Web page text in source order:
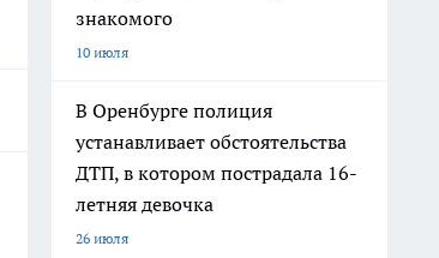
знакомого
10 июля
В Оренбурге полиция
устанавливает обстоятельства
ДТП, в котором пострадала 16-
летняя девочка
26 июля